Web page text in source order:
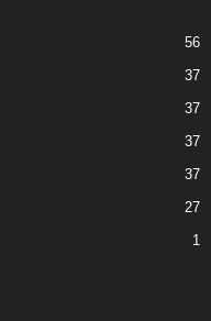
56
37
37
37
37
27
1